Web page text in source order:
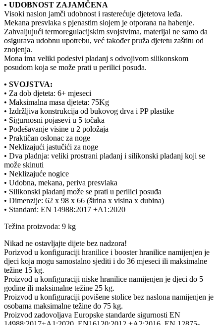
• UDOBNOST ZAJAMČENA
Visoki naslon jamči udobnost i rasterećuje djetetova leđa.
Mekana presvlaka s pjenastim slojem je otporana na habenje.
Zahvaljujući termoregulacijskim svojstvima, materijal ne samo da
osigurava udobnu upotrebu, već također pruža djetetu zaštitu od
znojenja.
Mona ima veliki podesivi pladanj s odvojivom silikonskom
posudom koja se može prati u perilici posuđa.
• SVOJSTVA:
• Za dob djeteta: 6+ mjeseci
• Maksimalna masa djeteta: 75Kg
• Izdržljiva konstrukcija od bukovog drva i PP plastike
• Sigurnosni pojasevi u 5 točaka
• Podešavanje visine u 2 položaja
• Praktičan oslonac za noge
• Neklizajući jastučići za noge
• Dva pladnja: veliki prostrani pladanj i silikonski pladanj koji se
može skinuti
• Neklizajuće nogice
• Udobna, mekana, periva presvlaka
• Silikonski pladanj može se prati u perilici posuđa
• Dimenzije: 62 x 98 x 66 (širina x visina x dubina)
• Standard: EN 14988:2017 +A1:2020
Težina proizvoda: 9 kg
Nikad ne ostavljajte dijete bez nadzora!
Porizvod u konfiguraciji hranilice i booster hranilice namijenjen je
djeci koja mogu samostalno sjediti i do 36 mjeseci ili maksimalne
težine 15 kg.
Proizvod u konfiguraciji niske hranilice namijenjen je djeci do 5
godine ili maksimalne težine 25 kg.
Proizvod u konfiguraciji povišene stolice bez naslona namijenjen je
osobama maksimalne težine do 75 kg.
Proizvod zadovoljava Europske standarde sigurnosti EN